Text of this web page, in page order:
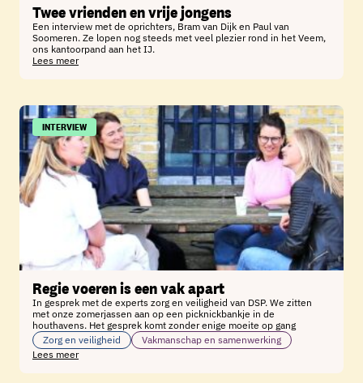
Twee vrienden en vrije jongens
Een interview met de oprichters, Bram van Dijk en Paul van
Soomeren. Ze lopen nog steeds met veel plezier rond in het Veem,
ons kantoorpand aan het IJ.
Lees meer
INTERVIEW
Regie voeren is een vak apart
In gesprek met de experts zorg en veiligheid van DSP. We zitten
met onze zomerjassen aan op een picknickbankje in de
houthavens. Het gesprek komt zonder enige moeite op gang
Zorg en veiligheid
Vakmanschap en samenwerking
Lees meer